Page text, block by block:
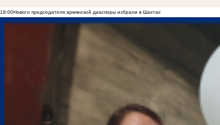
18:00Нового председателя армянской диаспоры избрали в Шахтах